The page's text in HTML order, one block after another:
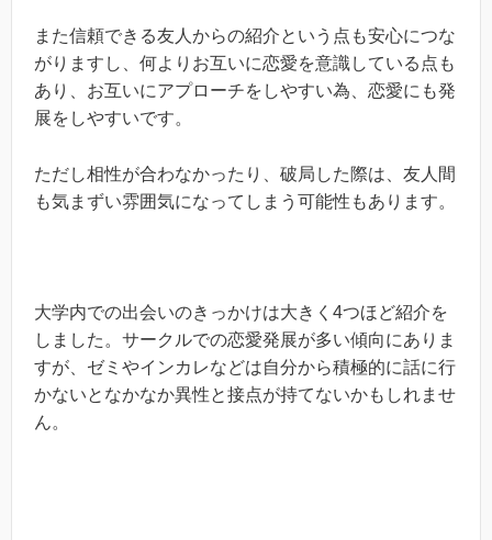
また信頼できる友人からの紹介という点も安心につな
がりますし、何よりお互いに恋愛を意識している点も
あり、お互いにアプローチをしやすい為、恋愛にも発
展をしやすいです。
ただし相性が合わなかったり、破局した際は、友人間
も気まずい雰囲気になってしまう可能性もあります。
大学内での出会いのきっかけは大きく4つほど紹介を
しました。サークルでの恋愛発展が多い傾向にありま
すが、ゼミやインカレなどは自分から積極的に話に行
かないとなかなか異性と接点が持てないかもしれませ
ん。